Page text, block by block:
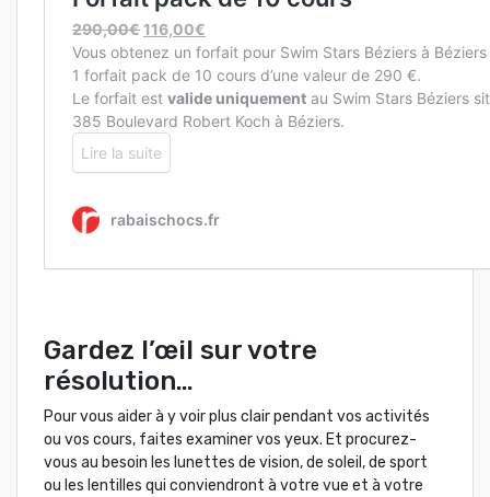
Gardez l’œil sur votre
résolution…
Pour vous aider à y voir plus clair pendant vos activités
ou vos cours, faites examiner vos yeux. Et procurez-
vous au besoin les lunettes de vision, de soleil, de sport
ou les lentilles qui conviendront à votre vue et à votre